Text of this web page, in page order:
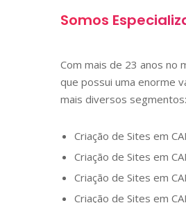
Somos
Com mais de 23 anos no
que possui uma enorme
mais diversos segmentos:
Criação de Sites em
Criação de Sites em
Criação de Sites em
Criação de Sites em